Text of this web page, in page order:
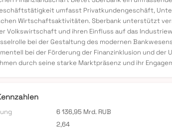
umfasst Privatkundengeschäft,
Wirtschaftsaktivitäten. Sberbank unterstützt
Volkswirtschaft und ihren Einfluss auf das
bei der Gestaltung des modernen
bei der Förderung der Finanzinklusion und
durch seine starke Marktpräsenz und ihr
6 136,95 Mrd. RUB
2,64